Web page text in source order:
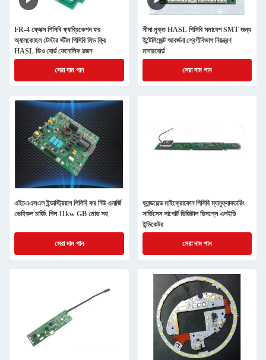
FR-4 ফ্লেক্স পিসিবি ফ্যাব্রিকেশন ফর
অ্যালকোহল টেস্টার স্টীল পিসিবি লিড ফ্রি
HASL ভিও বোর্ড ফেনোলিক রজন
সেরা দাম পান
সীসা মুক্ত HASL পিসিবি সমাবেশ SMT জন্য
ইন্টেলিজেন্ট আবর্জনা শ্রেণীবিভাগ নিয়ন্ত্রণ
মাদারবোর্ড
সেরা দাম পান
এইচএএসএল ইন্ডাস্ট্রিয়াল পিসিবি ফর নিউ এনার্জি
ভেহিকল চার্জিং পিল 11kw GB মোড সহ
সেরা দাম পান
হ্যান্ডহেল্ড মাইক্রোফোন পিসিবি ম্যানুফ্যাকচারিং
সার্ভিসেস সাপোর্ট ডিজিটাল ডিসপ্লে এলইডি
ইন্ডিকেটর
সেরা দাম পান